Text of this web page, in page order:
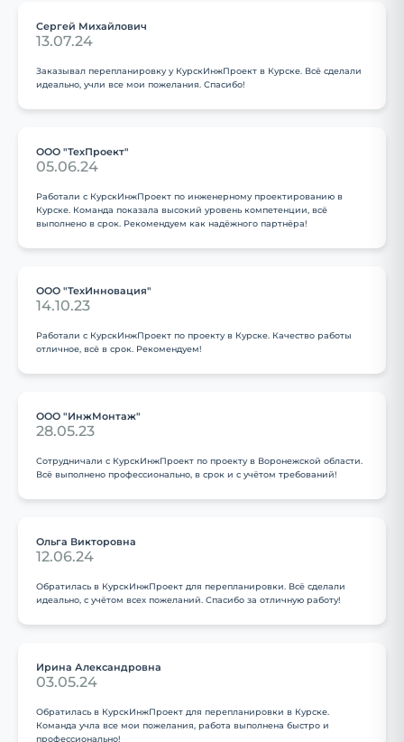
Сергей Михайлович
13.07.24
Заказывал перепланировку у КурскИнжПроект в Курске. Всё сделали
идеально, учли все мои пожелания. Спасибо!
ООО "ТехПроект"
05.06.24
Работали с КурскИнжПроект по инженерному проектированию в
Курске. Команда показала высокий уровень компетенции, всё
выполнено в срок. Рекомендуем как надёжного партнёра!
ООО "ТехИнновация"
14.10.23
Работали с КурскИнжПроект по проекту в Курске. Качество работы
отличное, всё в срок. Рекомендуем!
ООО "ИнжМонтаж"
28.05.23
Сотрудничали с КурскИнжПроект по проекту в Воронежской области.
Всё выполнено профессионально, в срок и с учётом требований!
Ольга Викторовна
12.06.24
Обратилась в КурскИнжПроект для перепланировки. Всё сделали
идеально, с учётом всех пожеланий. Спасибо за отличную работу!
Ирина Александровна
03.05.24
Обратилась в КурскИнжПроект для перепланировки в Курске.
Команда учла все мои пожелания, работа выполнена быстро и
профессионально!